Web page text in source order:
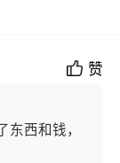
赞
西和钱，